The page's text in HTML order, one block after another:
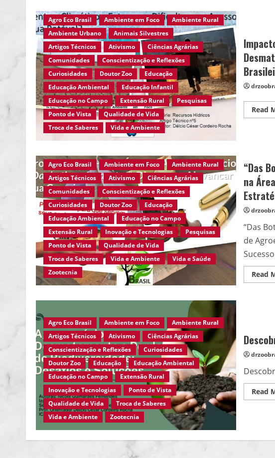
Agro Eco Brasil Ambiente em Foco
Ambiente Rural
Ambiente Urbano
Animais Silvestres
Artigos Técnicos
Ativismo
Ciências Agrárias
Comunidades
Conscientização e Reflexões
Curiosidades
Doutor Zoo
Educação
Educação Ambiental
Educação Infantil
Educação no Campo
Extensão Rural
Pesquisas
Ponto de Vista
Qualidade de Vida
Troca de Saberes
Vida e Ambiente
Read
Agro Eco Brasil Ambiente em Foco
Ambiente Rural
Artigos Técnicos
Ativismo
Ciências Agrárias
Comunidades
Conscientização e Reflexões
Curiosidades
Doutor Zoo
Educação
Educação Ambiental
Educação no Campo
Extensão Rural
Inovação e Tecnologias
Pesquisas
Ponto de Vista
Qualidade de Vida
Troca de Saberes
Vida e Ambiente
Vida e Saúde
Zootecnia
“Das
na
“Das
de
Sucesso
Read
Agro Eco Brasil Ambiente em Foco
Ambiente Rural
Artigos Técnicos
Ativismo
Ciências Agrárias
Conscientização e Reflexões
Curiosidades
Doutor Zoo
Educação
Educação Ambiental
Educação no Campo
Extensão Rural
Inovação e Tecnologias
Ponto de Vista
Qualidade de Vida
Troca de Saberes
Vida e Ambiente
Zootecnia
Read